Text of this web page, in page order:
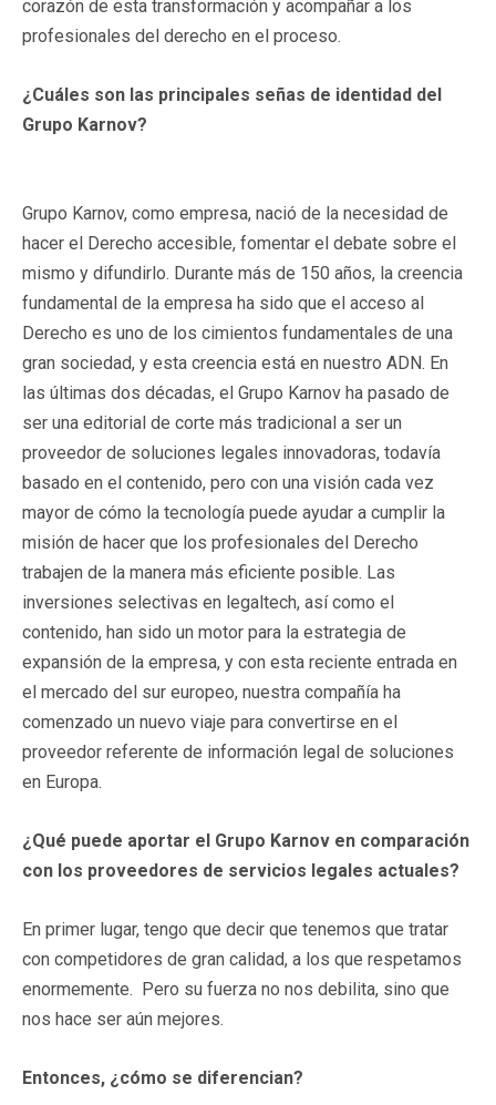
corazón de esta transformación y acompañar a los
profesionales del derecho en el proceso.
¿Cuáles son las principales señas de identidad del
Grupo Karnov?
Grupo Karnov, como empresa, nació de la necesidad de
hacer el Derecho accesible, fomentar el debate sobre el
mismo y difundirlo. Durante más de 150 años, la creencia
fundamental de la empresa ha sido que el acceso al
Derecho es uno de los cimientos fundamentales de una
gran sociedad, y esta creencia está en nuestro ADN. En
las últimas dos décadas, el Grupo Karnov ha pasado de
ser una editorial de corte más tradicional a ser un
proveedor de soluciones legales innovadoras, todavía
basado en el contenido, pero con una visión cada vez
mayor de cómo la tecnología puede ayudar a cumplir la
misión de hacer que los profesionales del Derecho
trabajen de la manera más eficiente posible. Las
inversiones selectivas en legaltech, así como el
contenido, han sido un motor para la estrategia de
expansión de la empresa, y con esta reciente entrada en
el mercado del sur europeo, nuestra compañía ha
comenzado un nuevo viaje para convertirse en el
proveedor referente de información legal de soluciones
en Europa.
¿Qué puede aportar el Grupo Karnov en comparación
con los proveedores de servicios legales actuales?
En primer lugar, tengo que decir que tenemos que tratar
con competidores de gran calidad, a los que respetamos
enormemente. Pero su fuerza no nos debilita, sino que
nos hace ser aún mejores.
Entonces, ¿cómo se diferencian?